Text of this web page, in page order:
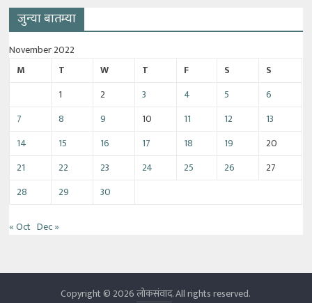
जुन्या बातम्या
November 2022
M
T W T F S
S
1
2 3 4 5
6
7
8 9 10 11 12
13
14
15 16 17 18 19
20
21
22 23 24 25 26
27
28
29 30
« Oct Dec »
Copyright © 2026लोकसंवाद. All rights reserved.